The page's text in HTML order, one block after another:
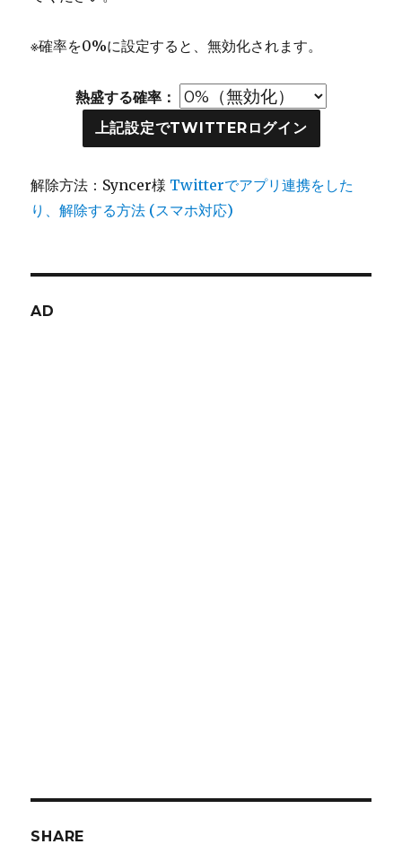
※確率を0%に設定すると、無効化されます。
熱盛する確率：
上記設定でTWITTERログイン
解除方法：Syncer様 Twitterでアプリ連携をした
り、解除する方法 (スマホ対応)
AD
SHARE